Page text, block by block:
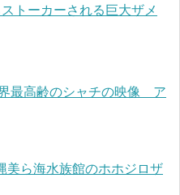
ストーカーされる巨大ザメ
最高齢のシャチの映像 ア
美ら海水族館のホホジロザ